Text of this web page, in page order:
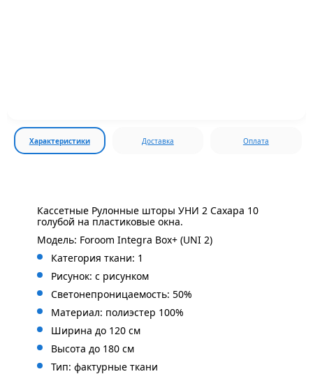
Характеристики Доставка Оплата
Кассетные Рулонные шторы УНИ 2 Сахара 10
голубой на пластиковые окна.
Модель: Foroom Integra Box+ (UNI 2)
Категория ткани: 1
Рисунок: с рисунком
Светонепроницаемость: 50%
Материал: полиэстер 100%
Ширина до 120 см
Высота до 180 см
Тип: фактурные ткани